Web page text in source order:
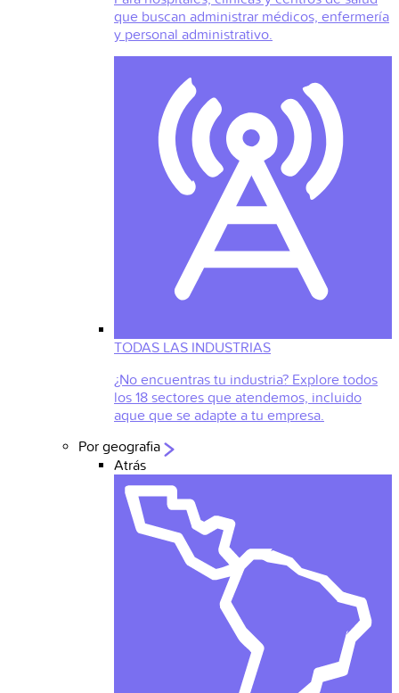
que buscan administrar médicos, enfermería
y personal administrativo.
TODAS LAS INDUSTRIAS
¿No encuentras tu industria? Explore todos
los 18 sectores que atendemos, incluido
aque que se adapte a tu empresa.
Por geografia
Atrás